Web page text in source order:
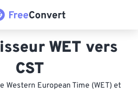
WET vers
CST
Western European Time (WET) et